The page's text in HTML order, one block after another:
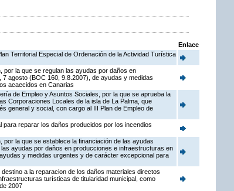
Enlace
Territorial Especial de Ordenación de la Actividad Turística
por la que se regulan las ayudas por daños en
agosto (BOC 160, 9.8.2007), de ayudas y medidas
acaecidos en Canarias
de Empleo y Asuntos Sociales, por la que se aprueba la
Corporaciones Locales de la isla de La Palma, que
general y social, con cargo al III Plan de Empleo de
reparar los daños producidos por los incendios
la que se establece la financiación de las ayudas
ayudas por daños en producciones e infraestructuras en
y medidas urgentes y de carácter excepcional para
a la reparacion de los daños materiales directos
turísticas de titularidad municipal, como
2007